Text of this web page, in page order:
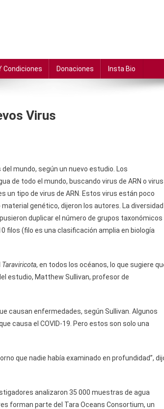
Condiciones Donaciones Insta Bio
Virus
mundo, según un nuevo estudio. Los
de todo el mundo, buscando virus de ARN o virus
un tipo de virus de ARN. Estos virus están poco
genético, dijeron los autores. La diversidad
duplicar el número de grupos taxonómicos
filos (filo es una clasificación amplia en biología
Taraviricota, en todos los océanos, lo que sugiere
estudio, Matthew Sullivan, profesor de
causan enfermedades, según Sullivan. Algunos
causa el COVID-19. Pero estos son solo una
que nadie había examinado en profundidad”,
analizaron 35 000 muestras de agua
forman parte del Tara Oceans Consortium, un